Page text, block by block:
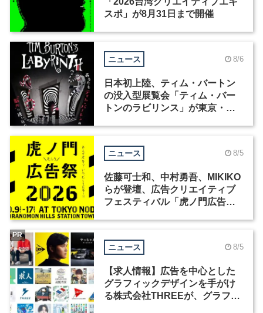
スポ」が8月31日まで開催
ニュース 8/6
日本初上陸、ティム・バートン
の没入型展覧会「ティム・バー
トンのラビリンス」が東京・豊
ニュース 8/5
佐藤可士和、中村勇吾、MIKIKO
らが登壇、広告クリエイティブ
フェスティバル「虎ノ門広告
ニュース 8/5
【求人情報】広告を中心とした
グラフィックデザインを手がけ
る株式会社THREEが、グラフィ
PR